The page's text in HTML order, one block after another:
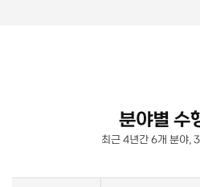
분야별 수
최근 4년간 6개 분야,